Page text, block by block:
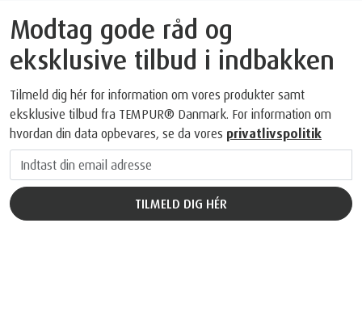
Modtag gode råd og
eksklusive tilbud i indbakken
Tilmeld dig hér for information om vores produkter samt
eksklusive tilbud fra TEMPUR® Danmark. For information om
hvordan din data opbevares, se da vores privatlivspolitik